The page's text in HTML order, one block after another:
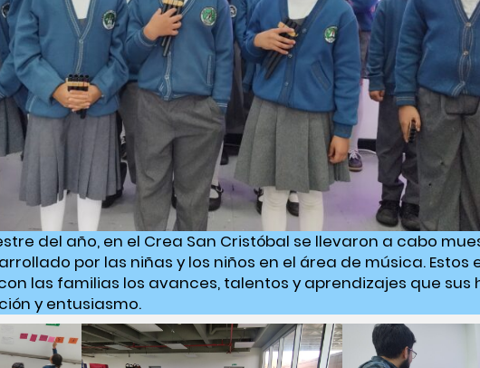
del año, en el Crea San Cristóbal se llevaron a cabo
por las niñas y los niños en el área de música. Estos
las familias los avances, talentos y aprendizajes que sus
y entusiasmo.